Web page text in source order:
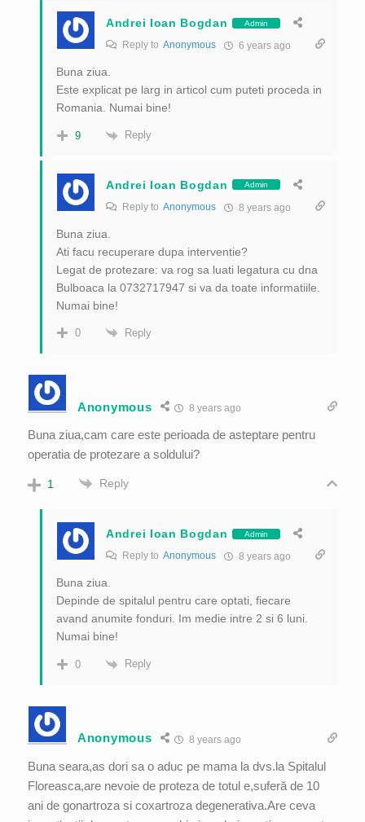
Andrei Ioan Bogdan Admin
Reply to Anonymous 6 years ago
Buna ziua.
Este explicat pe larg in articol cum puteti proceda in
Romania. Numai bine!
9 Reply
Andrei Ioan Bogdan Admin
Reply to Anonymous 8 years ago
Buna ziua.
Ati facu recuperare dupa interventie?
Legat de protezare: va rog sa luati legatura cu dna
Bulboaca la 0732717947 si va da toate informatiile.
Numai bine!
0 Reply
Anonymous 8 years ago
Buna ziua,cam care este perioada de asteptare pentru
operatia de protezare a soldului?
1 Reply
Andrei Ioan Bogdan Admin
Reply to Anonymous 8 years ago
Buna ziua.
Depinde de spitalul pentru care optati, fiecare
avand anumite fonduri. Im medie intre 2 si 6 luni.
Numai bine!
0 Reply
Anonymous 8 years ago
Buna seara,as dori sa o aduc pe mama la dvs.la Spitalul
Floreasca,are nevoie de proteza de totul e,suferă de 10
ani de gonartroza si coxartroza degenerativa.Are ceva